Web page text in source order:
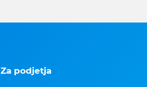
Za podjetja